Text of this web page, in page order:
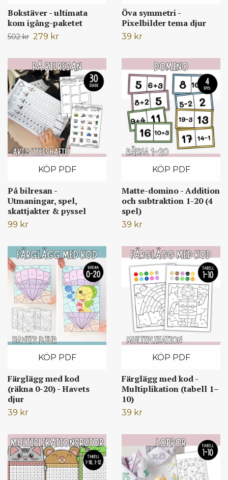
Bokstäver - ultimata
kom igång-paketet
502 kr 279 kr
Öva symmetri -
Pixelbilder tema djur
39 kr
KÖP PDF
På bilresan -
Utmaningar, spel,
skattjakter & pyssel
99 kr
KÖP PDF
Matte-domino - Addition
och subtraktion 1-20 (4
spel)
39 kr
KÖP PDF
Färglägg med kod
(räkna 0-20) - Havets
djur
39 kr
KÖP PDF
Färglägg med kod -
Multiplikation (tabell 1–
10)
39 kr